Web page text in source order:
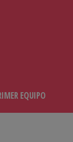
EQUIPO